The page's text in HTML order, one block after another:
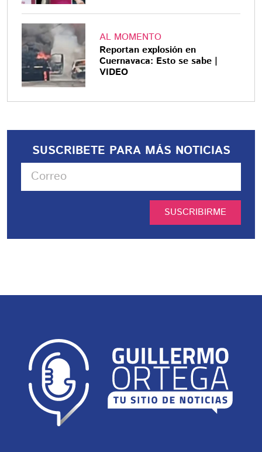
AL MOMENTO
Reportan explosión en
Cuernavaca: Esto se sabe |
VIDEO
SUSCRIBETE PARA MÁS NOTICIAS
SUSCRIBIRME